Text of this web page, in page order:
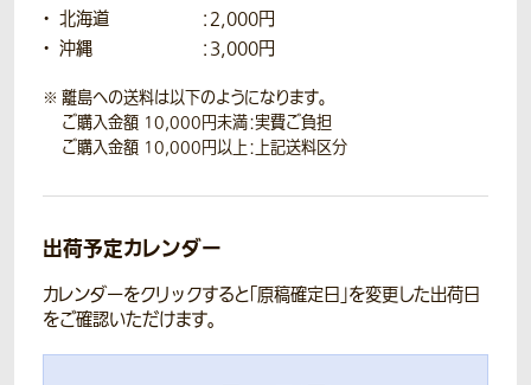
北海道
：2,000円
沖縄
：3,000円
離島への送料は以下のようになります。
ご購入金額 10,000円未満：実費ご負担
ご購入金額 10,000円以上：上記送料区分
出荷予定カレンダー
カレンダーをクリックすると「原稿確定日」を変更した出荷日
をご確認いただけます。